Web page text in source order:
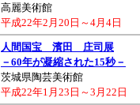
高麗美術館
平成22年2月20日～4月4日
人間国宝 濱田 庄司展
－60年が凝縮された15秒－
茨城県陶芸美術館
平成22年1月23日～3月22日